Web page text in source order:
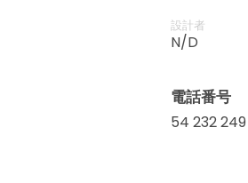
設計者
N/D
電話番号
54 232